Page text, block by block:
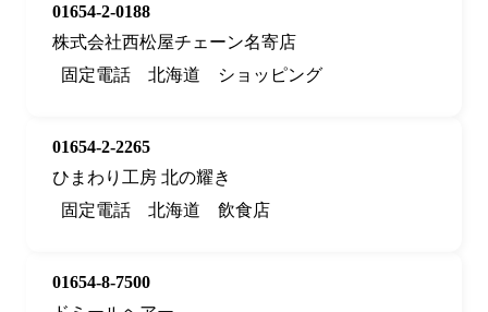
01654-2-0188
株式会社西松屋チェーン名寄店
固定電話
北海道 ショッピング
01654-2-2265
ひまわり工房 北の耀き
固定電話
北海道 飲食店
01654-8-7500